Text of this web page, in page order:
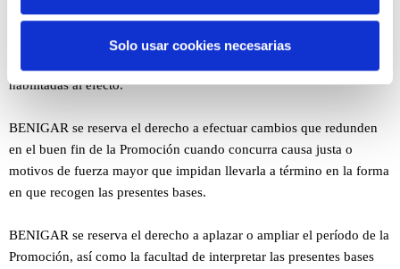
información sobre el uso que haga del sitio web con
nuestros partners de redes sociales, publicidad y análisis
web, quienes pueden combinarla con otra información
que les haya proporcionado o que hayan recopilado a
Solo usar cookies necesarias
mismos, y en particular, aunque no de modo exclusivo, a los fallos
en el acceso a las distintas páginas y envíos de respuestas de
habilitadas al efecto.
BENIGAR se reserva el derecho a efectuar cambios que redunden
en el buen fin de la Promoción cuando concurra causa justa o
motivos de fuerza mayor que impidan llevarla a término en la forma
en que recogen las presentes bases.
BENIGAR se reserva el derecho a aplazar o ampliar el período de la
Promoción, así como la facultad de interpretar las presentes bases